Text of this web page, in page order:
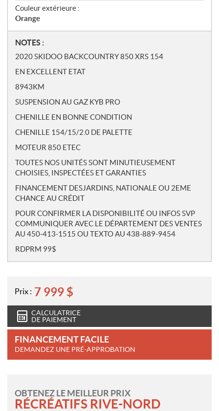
Couleur extérieure :
Orange
N
o
e
s
NOTES :
2020 SKIDOO BACKCOUNTRY 850 XRS 154
EN EXCELLENT ETAT
8943KM
SUSPENSION AU GAZ KYB PRO
CHENILLE EN BONNE CONDITION
CHENILLE 154/15/2.0 DE PALETTE
MOTEUR 850 ETEC
TOUTES NOS UNITÉS SONT MINUTIEUSEMENT
CHOISIES, INSPECTÉES ET GARANTIES
FINANCEMENT DESJARDINS, NATIONALE OU 2EME
CHANCE AU CRÉDIT
POUR CONFIRMER LA DISPONIBILITÉ OU INFOS SVP
COMMUNIQUER AVEC LE DÉPARTEMENT DES VENTES
AU 450-413-1515 OU TEXTO AU 438-889-9454
RDPRM 99$
Prix : 7 999 $
CALCULATRICE
DE PAIEMENT
FINANCEMENT FACILE
DEMANDEZ UNE PRÉ-APPROBATION
OBTENEZ LE MEILLEUR PRIX
RÉCRÉATIFS RIVE-NORD